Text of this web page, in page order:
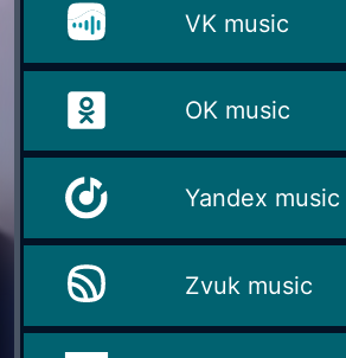
VK music
OK music
Yandex music
Zvuk music